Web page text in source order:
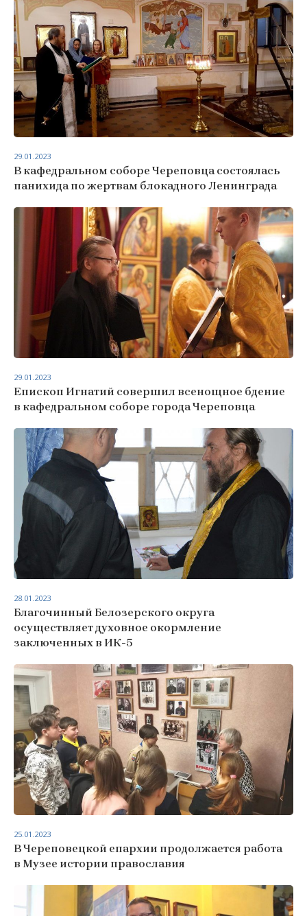
В кафедральном соборе Череповца состоялась
панихида по жертвам блокадного Ленинграда
29.01.2023
Епископ Игнатий совершил всенощное бдение
в кафедральном соборе города Череповца
29.01.2023
Благочинный Белозерского округа
осуществляет духовное окормление
заключенных в ИК-5
28.01.2023
В Череповецкой епархии продолжается работа
в Музее истории православия
25.01.2023